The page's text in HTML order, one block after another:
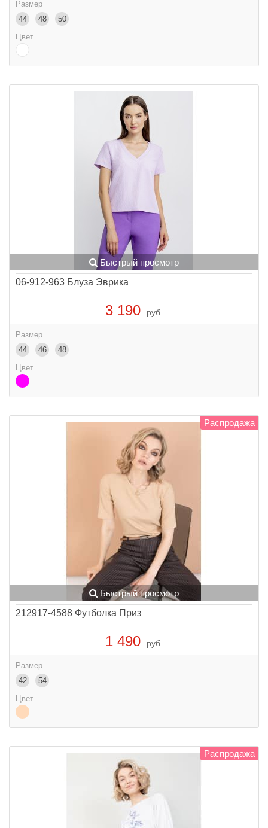
Размер
44
48
50
Цвет
Быстрый просмотр
06-912-963 Блуза Эврика
3 190 руб.
Размер
44
46
48
Цвет
Распродажа
Быстрый просмотр
212917-4588 Футболка Приз
1 490 руб.
Размер
42
54
Цвет
Распродажа